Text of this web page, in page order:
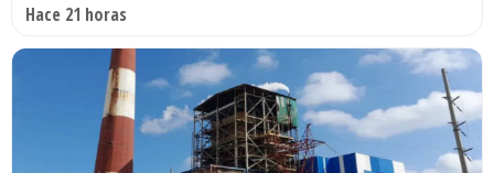
Hace 21 horas